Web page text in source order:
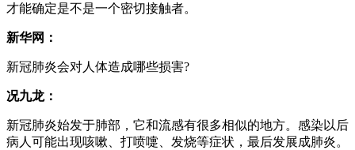
才能确定是不是一个密切接触者。
新华网：
新冠肺炎会对人体造成哪些损害?
况九龙：
新冠肺炎始发于肺部，它和流感有很多相似的地方。感染以后
病人可能出现咳嗽、打喷嚏、发烧等症状，最后发展成肺炎。